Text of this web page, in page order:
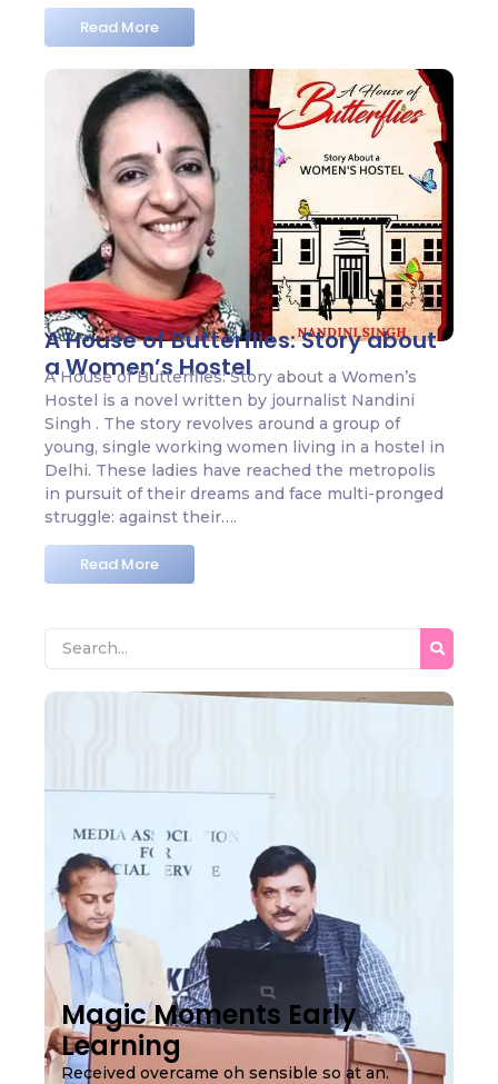
Read More
A House of Butterflies: Story about
a Women’s Hostel
A House of Butterflies: Story about a Women’s
Hostel is a novel written by journalist Nandini
Singh . The story revolves around a group of
young, single working women living in a hostel in
Delhi. These ladies have reached the metropolis
in pursuit of their dreams and face multi-pronged
struggle: against their….
Read More
Magic Moments Early
Learning
Received overcame oh sensible so at an.